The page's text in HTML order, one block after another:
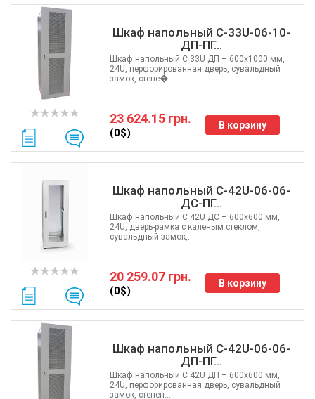
Шкаф напольный С-33U-06-10-
ДП-ПГ...
23 624.15 грн.
(0$)
В корзину
Шкаф напольный C 33U ДП – 600x1000 мм,
24U, перфорированная дверь, сувальдный
замок, степе�...
Шкаф напольный С-42U-06-06-
ДС-ПГ...
20 259.07 грн.
(0$)
В корзину
Шкаф напольный C 42U ДС – 600x600 мм,
24U, дверь-рамка с каленым стеклом,
сувальдный замок,...
Шкаф напольный С-42U-06-06-
ДП-ПГ...
Шкаф напольный C 42U ДП – 600x600 мм,
24U, перфорированная дверь, сувальдный
замок, степен...